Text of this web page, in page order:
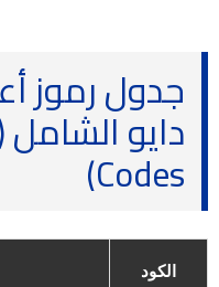
جدول رموز
Codes)
الكود